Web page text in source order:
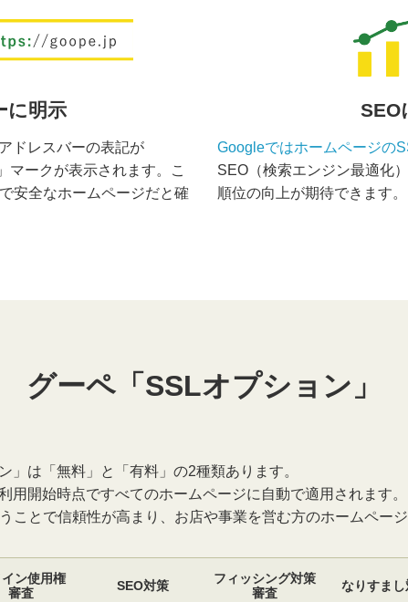
に明示
ドレスバーの表記が
マークが表示されます。こ
安全なホームページだと確
SEO
Googleではホームページの
SEO（検索エンジン最適化
順位の向上が期待できます。
グーペ「SSLオプション」
」は「無料」と「有料」の2種類あります。
用開始時点ですべてのホームページに自動で適用されます
ことで信頼性が高まり、お店や事業を営む方のホームペー
イン使用権
審査
SEO対策
フィッシング対策
審査
なりすまし